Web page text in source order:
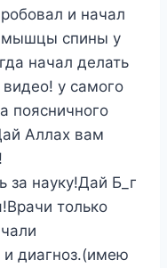
и начал
мышцы спины у
начал делать
у самого
поясничного
Аллах вам
науку!Дай Б_г
только
и диагноз.(имею